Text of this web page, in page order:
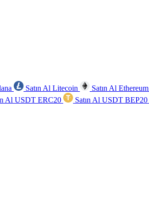
Satın Al Litecoin Satın Al Ethereum
Al USDT ERC20 Satın Al USDT BEP20